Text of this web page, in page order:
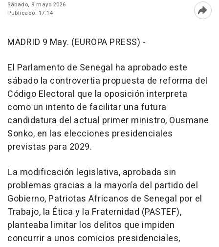
Sábado, 9 mayo 2026
Publicado: 17:14
MADRID 9 May. (EUROPA PRESS) -
El Parlamento de Senegal ha aprobado este
sábado la controvertia propuesta de reforma del
Código Electoral que la oposición interpreta
como un intento de facilitar una futura
candidatura del actual primer ministro, Ousmane
Sonko, en las elecciones presidenciales
previstas para 2029.
La modificación legislativa, aprobada sin
problemas gracias a la mayoría del partido del
Gobierno, Patriotas Africanos de Senegal por el
Trabajo, la Ética y la Fraternidad (PASTEF),
planteaba limitar los delitos que impiden
concurrir a unos comicios presidenciales,